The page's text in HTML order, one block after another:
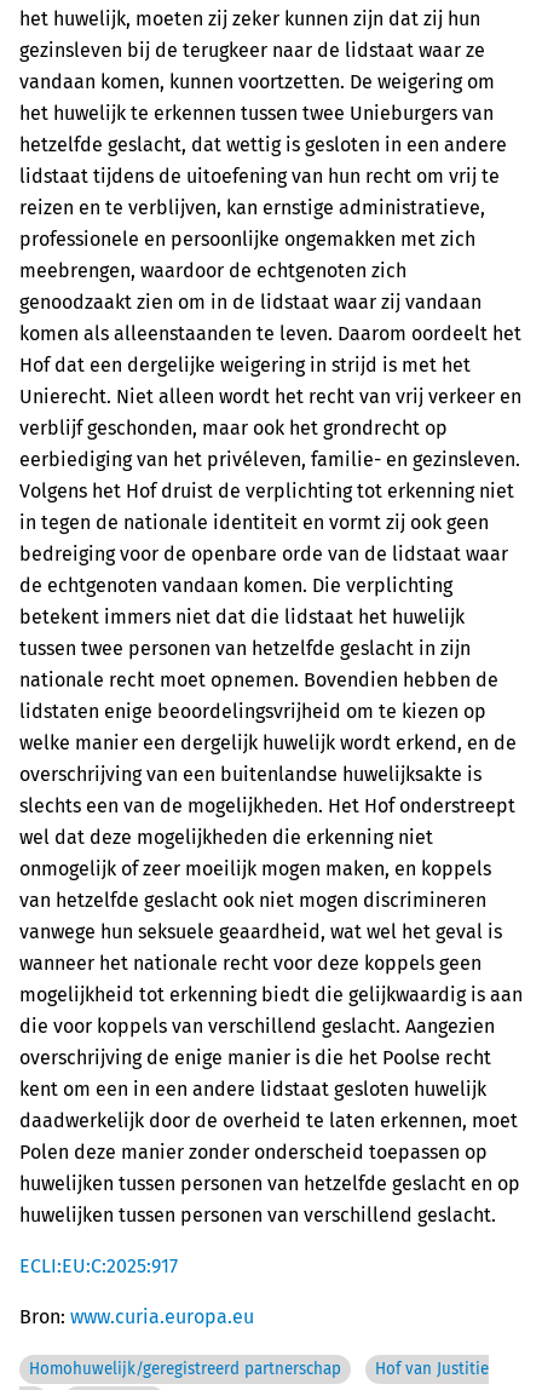
het huwelijk, moeten zij zeker kunnen zijn dat zij hun
gezinsleven bij de terugkeer naar de lidstaat waar ze
vandaan komen, kunnen voortzetten. De weigering om
het huwelijk te erkennen tussen twee Unieburgers van
hetzelfde geslacht, dat wettig is gesloten in een andere
lidstaat tijdens de uitoefening van hun recht om vrij te
reizen en te verblijven, kan ernstige administratieve,
professionele en persoonlijke ongemakken met zich
meebrengen, waardoor de echtgenoten zich
genoodzaakt zien om in de lidstaat waar zij vandaan
komen als alleenstaanden te leven. Daarom oordeelt het
Hof dat een dergelijke weigering in strijd is met het
Unierecht. Niet alleen wordt het recht van vrij verkeer en
verblijf geschonden, maar ook het grondrecht op
eerbiediging van het privéleven, familie- en gezinsleven.
Volgens het Hof druist de verplichting tot erkenning niet
in tegen de nationale identiteit en vormt zij ook geen
bedreiging voor de openbare orde van de lidstaat waar
de echtgenoten vandaan komen. Die verplichting
betekent immers niet dat die lidstaat het huwelijk
tussen twee personen van hetzelfde geslacht in zijn
nationale recht moet opnemen. Bovendien hebben de
lidstaten enige beoordelingsvrijheid om te kiezen op
welke manier een dergelijk huwelijk wordt erkend, en de
overschrijving van een buitenlandse huwelijksakte is
slechts een van de mogelijkheden. Het Hof onderstreept
wel dat deze mogelijkheden die erkenning niet
onmogelijk of zeer moeilijk mogen maken, en koppels
van hetzelfde geslacht ook niet mogen discrimineren
vanwege hun seksuele geaardheid, wat wel het geval is
wanneer het nationale recht voor deze koppels geen
mogelijkheid tot erkenning biedt die gelijkwaardig is aan
die voor koppels van verschillend geslacht. Aangezien
overschrijving de enige manier is die het Poolse recht
kent om een in een andere lidstaat gesloten huwelijk
daadwerkelijk door de overheid te laten erkennen, moet
Polen deze manier zonder onderscheid toepassen op
huwelijken tussen personen van hetzelfde geslacht en op
huwelijken tussen personen van verschillend geslacht.
ECLI:EU:C:2025:917
Bron: www.curia.europa.eu
Homohuwelijk/geregistreerd partnerschap
Hof van Justitie